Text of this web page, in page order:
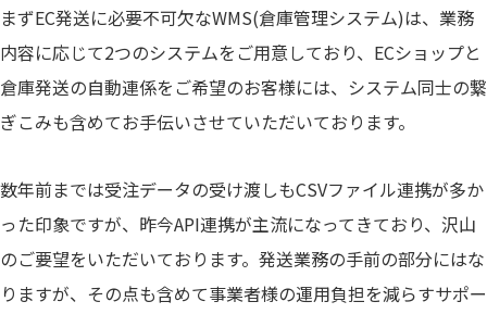
まずEC発送に必要不可欠なWMS(倉庫管理システム)は、業務
内容に応じて2つのシステムをご用意しており、ECショップと
倉庫発送の自動連係をご希望のお客様には、システム同士の繋
ぎこみも含めてお手伝いさせていただいております。
数年前までは受注データの受け渡しもCSVファイル連携が多か
った印象ですが、昨今API連携が主流になってきており、沢山
のご要望をいただいております。発送業務の手前の部分にはな
りますが、その点も含めて事業者様の運用負担を減らすサポー